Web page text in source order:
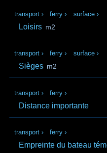
transport › ferry › surface ›
Loisirs m2
transport › ferry › surface ›
Sièges m2
transport › ferry ›
Distance importante
transport › ferry ›
Empreinte du bateau